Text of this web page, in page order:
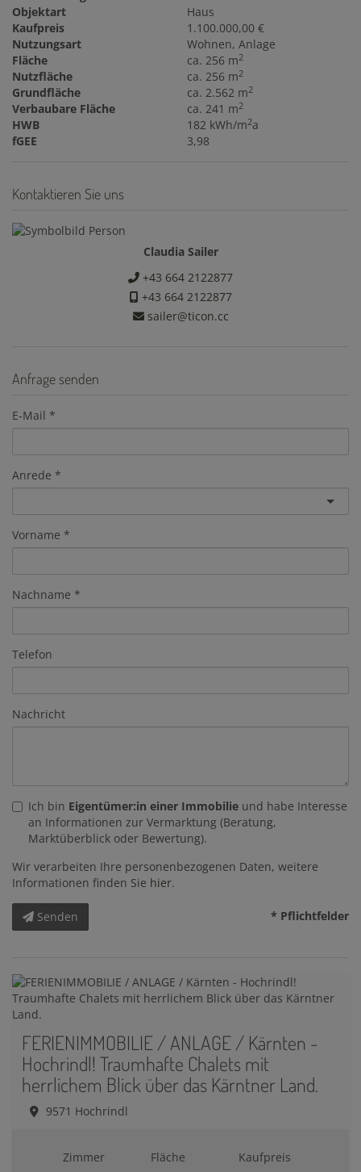
Objektart
Haus
Kaufpreis
1.100.000,00 €
Nutzungsart
Wohnen Anlage
Fläche
ca. 256 m2
Nutzfläche ca. 256 m2
Grundfläche ca. 2.562 m2
Verbaubare Fläche ca. 241 m2
HWB 182 kWh/m2a
fGEE
3,98
Kontaktieren Sie uns
Claudia Sailer
+43 664 2122877
+43 664 2122877
sailer@ticon.cc
Anfrage senden
E-Mail
Anrede
Vorname
Nachname
Telefon
Nachricht
Ich bin Eigentümer:in einer Immobilie und habe Interesse
an Informationen zur Vermarktung (Beratung,
Marktüberblick oder Bewertung).
Wir verarbeiten Ihre personenbezogenen Daten, weitere
Informationen finden Sie hier.
Senden * Pflichtfelder
FERIENIMMOBILIE / ANLAGE / Kärnten -
Hochrindl! Traumhafte Chalets mit
herrlichem Blick über das Kärntner Land.
9571 Hochrindl
Zimmer
Fläche
Kaufpreis